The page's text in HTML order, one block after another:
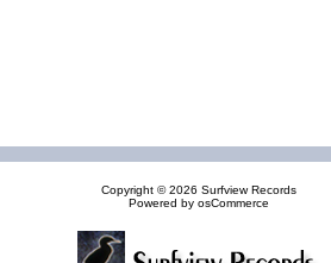
Copyright © 2026 Surfview Records
Powered by osCommerce